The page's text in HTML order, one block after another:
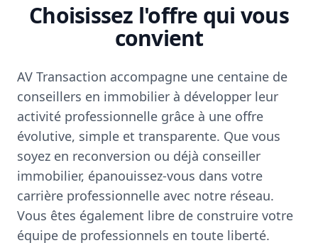
Choisissez l'offre qui vous
convient
AV Transaction accompagne une centaine de
conseillers en immobilier à développer leur
activité professionnelle grâce à une offre
évolutive, simple et transparente. Que vous
soyez en reconversion ou déjà conseiller
immobilier, épanouissez-vous dans votre
carrière professionnelle avec notre réseau.
Vous êtes également libre de construire votre
équipe de professionnels en toute liberté.